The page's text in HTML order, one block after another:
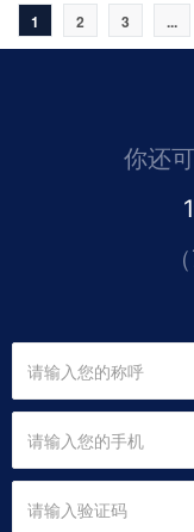
1 2 3 ...
你还